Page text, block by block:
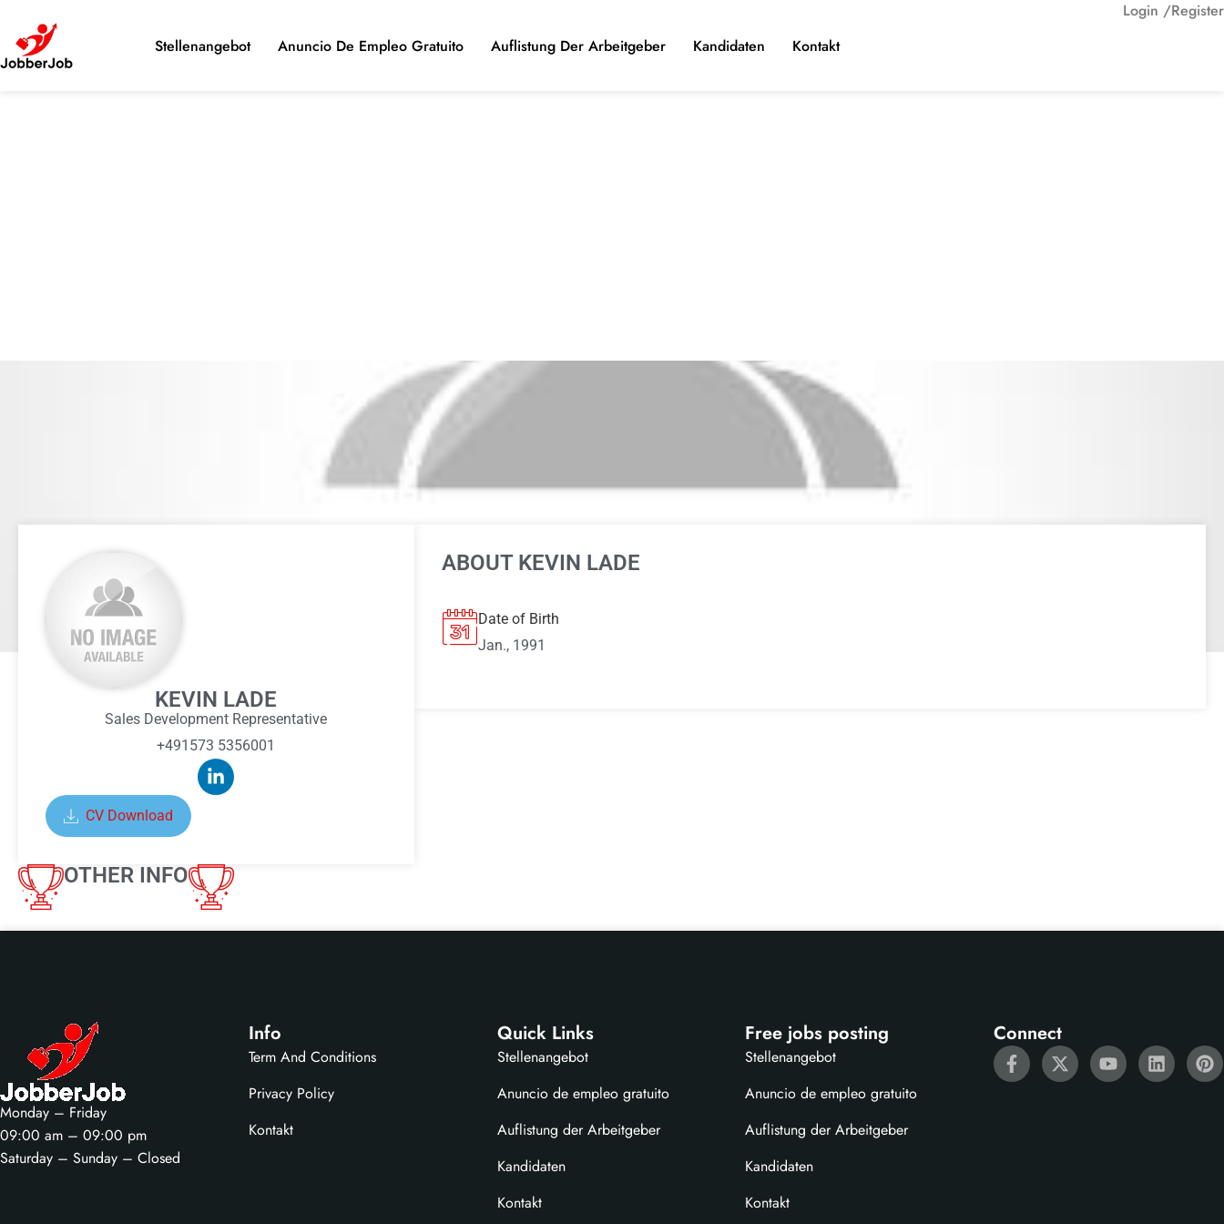
Stellenangebot Anuncio De Empleo Gratuito Auflistung Der Arbeitgeber Kandidaten Kontakt
Login /Register
KEVIN LADE
Sales Development Representative
+491573 5356001
CV Download
OTHER INFO
ABOUT KEVIN LADE
Date of Birth
Jan., 1991
Monday – Friday
09:00 am – 09:00 pm
Saturday – Sunday – Closed
Info
Term And Conditions
Privacy Policy
Kontakt
Quick Links
Stellenangebot
Anuncio de empleo gratuito
Auflistung der Arbeitgeber
Kandidaten
Kontakt
Free jobs posting
Stellenangebot
Anuncio de empleo gratuito
Auflistung der Arbeitgeber
Kandidaten
Kontakt
Connect